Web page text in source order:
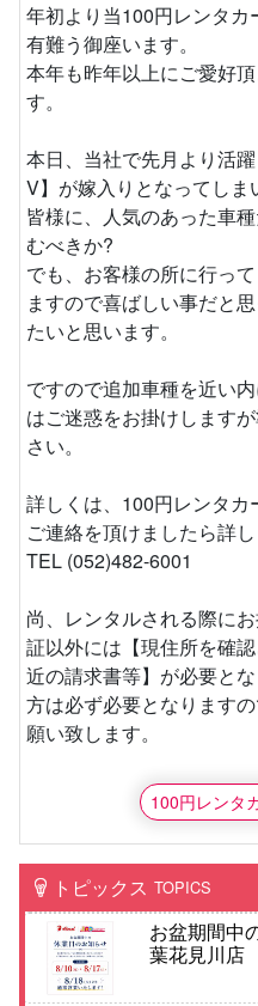
年初より当100円レンタカ
有難う御座います。
本年も昨年以上にご愛好
す。
本日、当社で先月より活
V】が嫁入りとなってしま
皆様に、人気のあった車
むべきか?
でも、お客様の所に行っ
ますので喜ばしい事だと
たいと思います。
ですので追加車種を近い
はご迷惑をお掛けします
さい。
詳しくは、100円レンタ
ご連絡を頂けましたら詳
TEL (052)482-6001
尚、レンタルされる際に
証以外には【現住所を確
近の請求書等】が必要と
方は必ず必要となります
願い致します。
100円レンタ
トピックス TOPICS
お盆期間中
葉花見川店